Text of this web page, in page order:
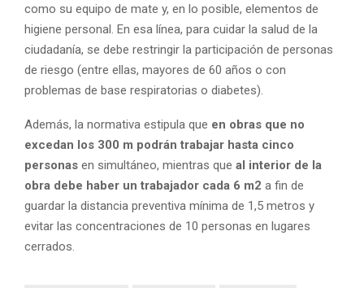
como su equipo de mate y, en lo posible, elementos de
higiene personal. En esa línea, para cuidar la salud de la
ciudadanía, se debe restringir la participación de personas
de riesgo (entre ellas, mayores de 60 años o con
problemas de base respiratorias o diabetes).
Además, la normativa estipula que en obras que no
excedan los 300 m podrán trabajar hasta cinco
personas en simultáneo, mientras que al interior de la
obra debe haber un trabajador cada 6 m2 a fin de
guardar la distancia preventiva mínima de 1,5 metros y
evitar las concentraciones de 10 personas en lugares
cerrados.